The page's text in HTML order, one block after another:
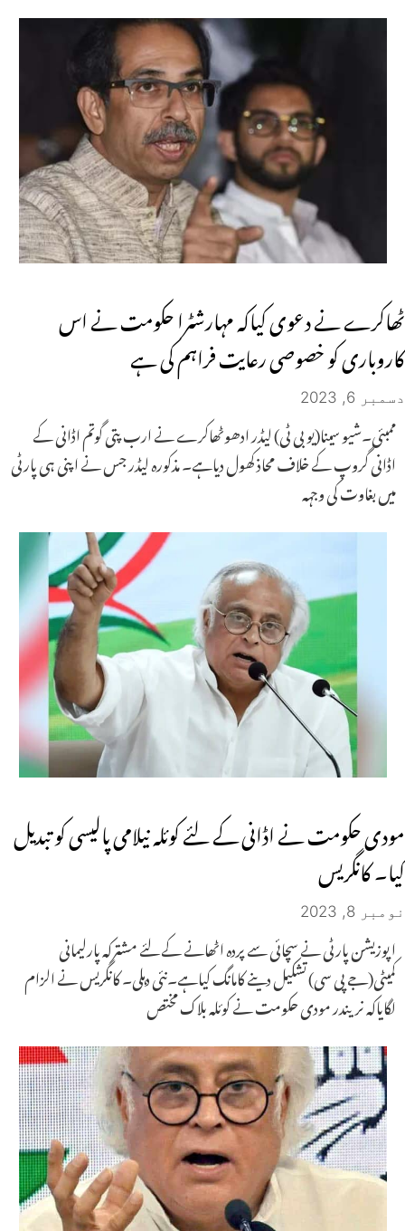
ٹھاکرے نے دعوی کیاکہ مہارشٹرا حکومت نے اس
کاروباری کو خصوصی رعایت فراہم کی ہے
دسمبر 6, 2023
ممبئی۔شیو سینا(یو بی ٹی) لیڈر ادھوٹھاکرے نے ارب پتی گوتم اڈانی کے
اڈانی گروپ کے خلاف محاذ کھول دیاہے۔ مذکورہ لیڈر جس نے اپنی ہی پارٹی
میں بغاوت کی وجہہ
مودی حکومت نے اڈانی کے لئے کوئلہ نیلامی پالیسی کو تبدیل
کیا۔ کانگریس
نومبر 8, 2023
اپوزیشن پارٹی نے سچائی سے پردہ اٹھانے کے لئے مشترکہ پارلیمانی
کمیٹی(جے پی سی) تشکیل دینے کامانگ کیاہے۔نئی دہلی۔ کانگریس نے الزام
لگایاکہ نریندر مودی حکومت نے کوئلہ بلاک مختص